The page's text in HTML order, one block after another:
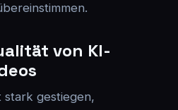
von KI-
stark gestiegen,